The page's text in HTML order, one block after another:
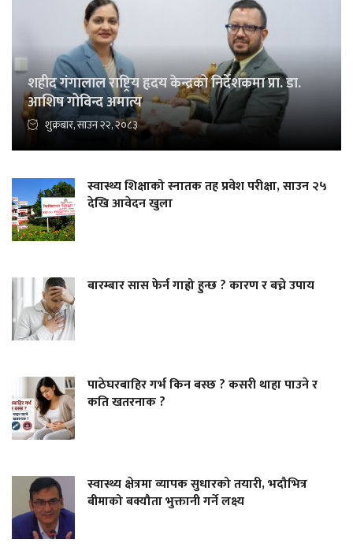
शहीद गंगालाल राष्ट्रिय हृदय केन्द्रको निर्देशकमा प्रा. डा.
आशिष गोविन्द अमात्य
शुक्रबार, साउन २२, २०८३
स्वास्थ्य शिक्षाको स्नातक तह प्रवेश परीक्षा, साउन २५
देखि आवेदन खुला
बारम्बार सास फेर्न गाह्रो हुन्छ ? कारण र बच्ने उपाय
पाठेघरबाहिर गर्भ किन बस्छ ? कसरी थाहा पाउने र
कति खतरनाक ?
स्वास्थ्य क्षेत्रमा व्यापक सुधारको तयारी, भदौभित्र
बीमाको बक्यौता भुक्तानी गर्ने लक्ष्य